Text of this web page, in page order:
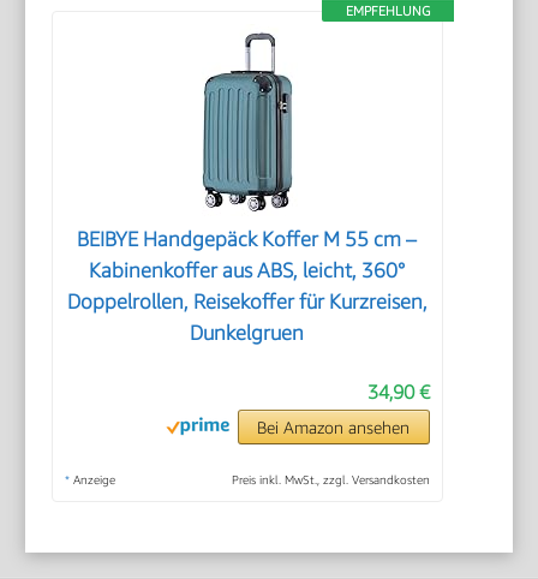
EMPFEHLUNG
BEIBYE Handgepäck Koffer M 55 cm –
Kabinenkoffer aus ABS, leicht, 360°
Doppelrollen, Reisekoffer für Kurzreisen,
Dunkelgruen
34,90 €
Bei Amazon ansehen
* Anzeige Preis inkl. MwSt., zzgl. Versandkosten